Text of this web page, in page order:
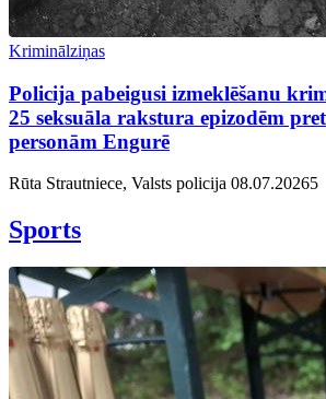
Kriminālziņas
Policija pabeigusi izmeklēšanu
25 seksuāla rakstura epizodēm
personām Engurē
Rūta Strautniece, Valsts policija 08.07.20265
Sports